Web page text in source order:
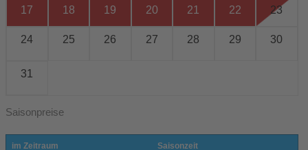
17 18 19 20 21 22 23
24 25 26 27 28 29 30
31
Saisonpreise
im Zeitraum Saisonzeit